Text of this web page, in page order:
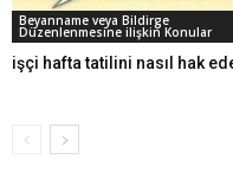
Beyanname veya Bildirge
Düzenlenmesine ilişkin Konular
işçi hafta tatilini nasıl hak